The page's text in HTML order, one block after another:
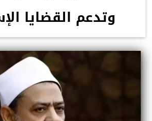
وتدعم القضايا